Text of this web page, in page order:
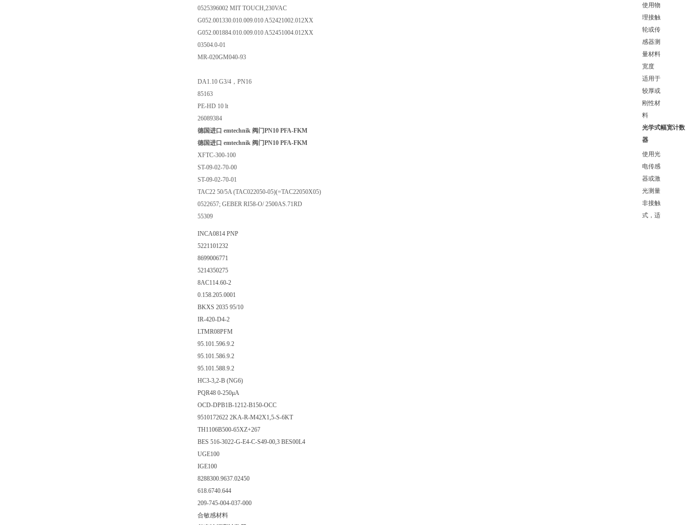
0525396002 MIT TOUCH,230VAC
G052.001330.010.009.010 A52421002.012XX
G052.001884.010.009.010 A52451004.012XX
03504.0-01
MR-020GM040-93
DA1.10 G3/4，PN16
85163
PE-HD 10 lt
26089384
德国进口 emtechnik 阀门PN10 PFA-FKM
德国进口 emtechnik 阀门PN10 PFA-FKM
XFTC-300-100
ST-09-02-70-00
ST-09-02-70-01
TAC22 50/5A (TAC022050-05)(=TAC22050X05)
0522657; GEBER RI58-O/ 2500AS.71RD
55309
使用物
理接触
轮或传
感器测
量材料
宽度
适用于
较厚或
刚性材
料
光学式幅宽计数
器
INCA0814 PNP
5221101232
8699006771
5214350275
8AC114.60-2
0.158.205.0001
BKXS 2035 95/10
IR-420-D4-2
LTMR08PFM
95.101.596.9.2
95.101.586.9.2
95.101.588.9.2
HC3-3,2-B (NG6)
PQR48 0-250μA
OCD-DPB1B-1212-B150-OCC
9510172622 2KA-R-M42X1,5-S-6KT
TH1106B500-65XZ+267
BES 516-3022-G-E4-C-S49-00,3 BES00L4
UGE100
IGE100
8288300.9637.02450
618.6740.644
209-745-004-037-000
使用光
电传感
器或激
光测量
非接触
式，适
合敏感材料